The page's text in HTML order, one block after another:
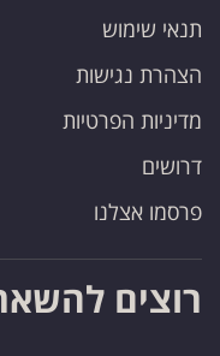
תנאי שימוש
הצהרת נגישות
מדיניות הפרטיות
דרושים
פרסמו אצלנו
רוצים